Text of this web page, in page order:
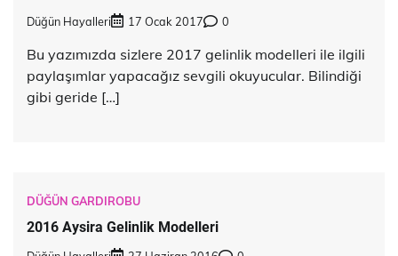
Düğün Hayalleri 17 Ocak 2017 0
Bu yazımızda sizlere 2017 gelinlik modelleri ile ilgili
paylaşımlar yapacağız sevgili okuyucular. Bilindiği
gibi geride […]
DÜĞÜN GARDIROBU
2016 Aysira Gelinlik Modelleri